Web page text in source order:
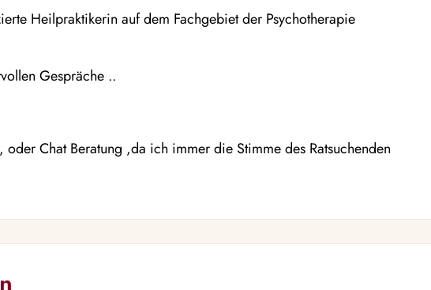
Heilpraktikerin auf dem Fachgebiet der Psychotherapie
Gespräche ..
oder Chat Beratung ,da ich immer die Stimme des Ratsuchenden